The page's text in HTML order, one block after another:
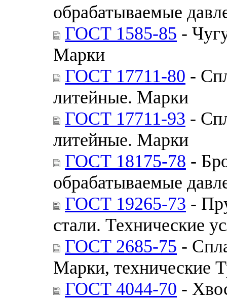
обрабатываемые
ГОСТ 1585-85 -
Марки
ГОСТ 17711-80 -
литейные. Марки
ГОСТ 17711-93 -
литейные. Марки
ГОСТ 18175-78 -
обрабатываемые
ГОСТ 19265-73 -
стали. Технические
ГОСТ 2685-75 -
Марки, технические
ГОСТ 4044-70 -